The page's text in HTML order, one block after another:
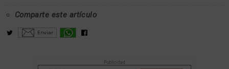
Comparte este artículo